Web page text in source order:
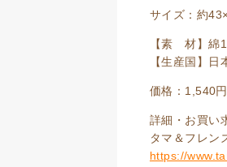
サイズ：約
【素 材】綿
【生産国】日
価格：1,540
詳細・お買い
タマ＆フレン
https://